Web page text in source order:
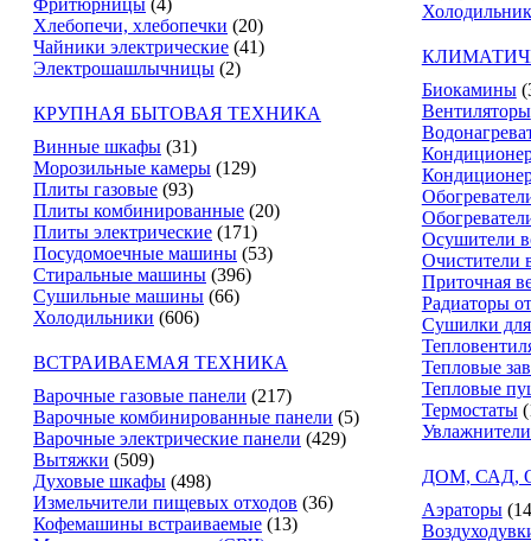
Фритюрницы (4)
Хлебопечи, хлебопечки (20)
Чайники электрические (41)
Электрошашлычницы (2)
КРУПНАЯ БЫТОВАЯ ТЕХНИКА
Винные шкафы (31)
Морозильные камеры (129)
Плиты газовые (93)
Плиты комбинированные (20)
Плиты электрические (171)
Посудомоечные машины (53)
Стиральные машины (396)
Сушильные машины (66)
Холодильники (606)
ВСТРАИВАЕМАЯ ТЕХНИКА
Варочные газовые панели (217)
Варочные комбинированные панели (5)
Варочные электрические панели (429)
Вытяжки (509)
Духовые шкафы (498)
Измельчители пищевых отходов (36)
Кофемашины встраиваемые (13)
Биокамины
Вентиляторы
Осушители
Очистители
Приточная
Радиаторы
Сушилки
Тепловые
Тепловые
Термостаты
ДОМ, САД,
Аэраторы